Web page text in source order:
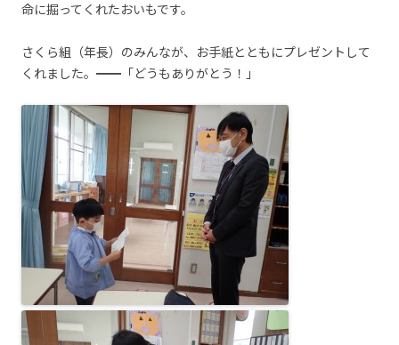
命に掘ってくれたおいもです。
さくら組（年長）のみんなが、お手紙とともにプレゼントして
くれました。━━「どうもありがとう！」